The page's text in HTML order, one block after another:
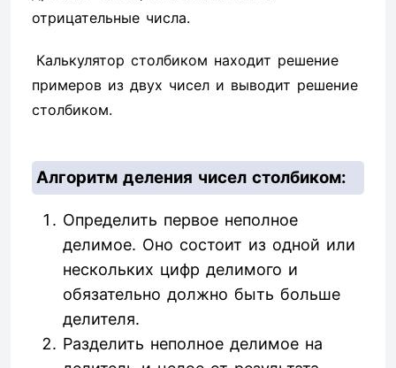
отрицательные числа.
Калькулятор столбиком находит решение
примеров из двух чисел и выводит решение
столбиком.
Алгоритм деления чисел столбиком:
Определить первое неполное
делимое. Оно состоит из одной или
нескольких цифр делимого и
обязательно должно быть больше
делителя.
Разделить неполное делимое на